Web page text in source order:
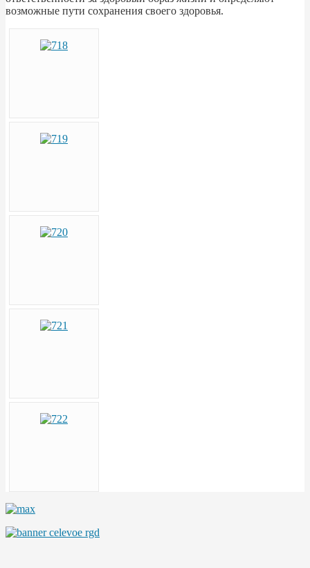
возможные пути сохранения своего здоровья.